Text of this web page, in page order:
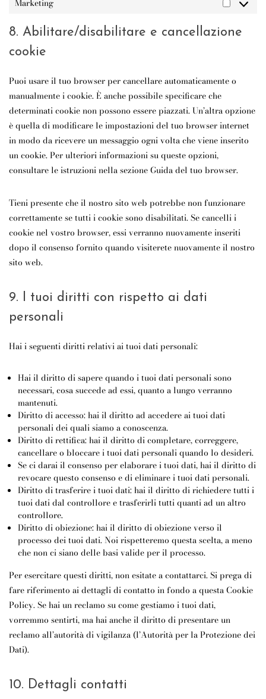
Marketing
8. Abilitare/disabilitare e cancellazione
cookie
Puoi usare il tuo browser per cancellare automaticamente o
manualmente i cookie. È anche possibile specificare che
determinati cookie non possono essere piazzati. Un’altra opzione
è quella di modificare le impostazioni del tuo browser internet
in modo da ricevere un messaggio ogni volta che viene inserito
un cookie. Per ulteriori informazioni su queste opzioni,
consultare le istruzioni nella sezione Guida del tuo browser.
Tieni presente che il nostro sito web potrebbe non funzionare
correttamente se tutti i cookie sono disabilitati. Se cancelli i
cookie nel vostro browser, essi verranno nuovamente inseriti
dopo il consenso fornito quando visiterete nuovamente il nostro
sito web.
9. I tuoi diritti con rispetto ai dati
personali
Hai i seguenti diritti relativi ai tuoi dati personali:
Hai il diritto di sapere quando i tuoi dati personali sono
necessari, cosa succede ad essi, quanto a lungo verranno
mantenuti.
Diritto di accesso: hai il diritto ad accedere ai tuoi dati
personali dei quali siamo a conoscenza.
Diritto di rettifica: hai il diritto di completare, correggere,
cancellare o bloccare i tuoi dati personali quando lo desideri.
Se ci darai il consenso per elaborare i tuoi dati, hai il diritto di
revocare questo consenso e di eliminare i tuoi dati personali.
Diritto di trasferire i tuoi dati: hai il diritto di richiedere tutti i
tuoi dati dal controllore e trasferirli tutti quanti ad un altro
controllore.
Diritto di obiezione: hai il diritto di obiezione verso il
processo dei tuoi dati. Noi rispetteremo questa scelta, a meno
che non ci siano delle basi valide per il processo.
Per esercitare questi diritti, non esitate a contattarci. Si prega di
fare riferimento ai dettagli di contatto in fondo a questa Cookie
Policy. Se hai un reclamo su come gestiamo i tuoi dati,
vorremmo sentirti, ma hai anche il diritto di presentare un
reclamo all’autorità di vigilanza (l’Autorità per la Protezione dei
Dati).
10. Dettagli contatti